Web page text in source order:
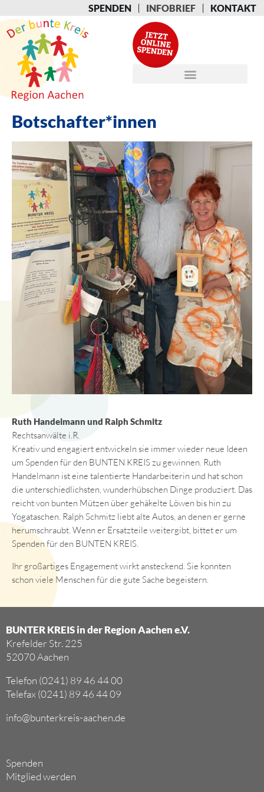
SPENDEN INFOBRIEF KONTAKT
Botschafter*innen
Ruth Handelmann und Ralph Schmitz
Rechtsanwälte i.R.
Kreativ und engagiert entwickeln sie immer wieder neue Ideen
um Spenden für den BUNTEN KREIS zu gewinnen. Ruth
Handelmann ist eine talentierte Handarbeiterin und hat schon
die unterschiedlichsten, wunderhübschen Dinge produziert. Das
reicht von bunten Mützen über gehäkelte Löwen bis hin zu
Yogataschen. Ralph Schmitz liebt alte Autos, an denen er gerne
herumschraubt. Wenn er Ersatzteile weitergibt, bittet er um
Spenden für den BUNTEN KREIS.
Ihr großartiges Engagement wirkt ansteckend. Sie konnten
schon viele Menschen für die gute Sache begeistern.
BUNTER KREIS in der Region Aachen e.V.
Krefelder Str. 225
52070 Aachen
Telefon (0241) 89 46 44 00
Telefax (0241) 89 46 44 09
info@bunterkreis-aachen.de
Spenden
Mitglied werden